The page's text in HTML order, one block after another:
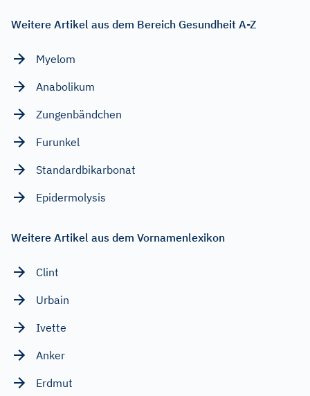
Weitere Artikel aus dem Bereich Gesundheit A-Z
Myelom
Anabolikum
Zungenbändchen
Furunkel
Standardbikarbonat
Epidermolysis
Weitere Artikel aus dem Vornamenlexikon
Clint
Urbain
Ivette
Anker
Erdmut